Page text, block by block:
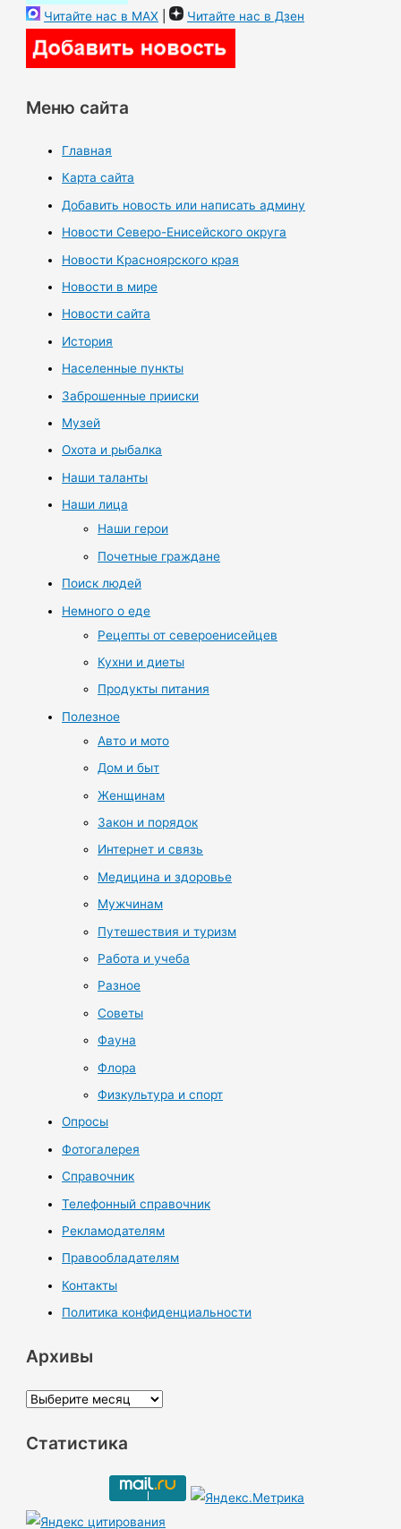
Читайте нас в MAX | Читайте нас в Дзен
Меню сайта
Главная
Карта сайта
Добавить новость или написать админу
Новости Северо-Енисейского округа
Новости Красноярского края
Новости в мире
Новости сайта
История
Населенные пункты
Заброшенные прииски
Музей
Охота и рыбалка
Наши таланты
Наши лица
Наши герои
Почетные граждане
Поиск людей
Немного о еде
Рецепты от североенисейцев
Кухни и диеты
Продукты питания
Полезное
Авто и мото
Дом и быт
Женщинам
Закон и порядок
Интернет и связь
Медицина и здоровье
Мужчинам
Путешествия и туризм
Работа и учеба
Разное
Советы
Фауна
Флора
Физкультура и спорт
Опросы
Фотогалерея
Справочник
Телефонный справочник
Рекламодателям
Правообладателям
Контакты
Политика конфиденциальности
Архивы
А
х
ы
Статистика